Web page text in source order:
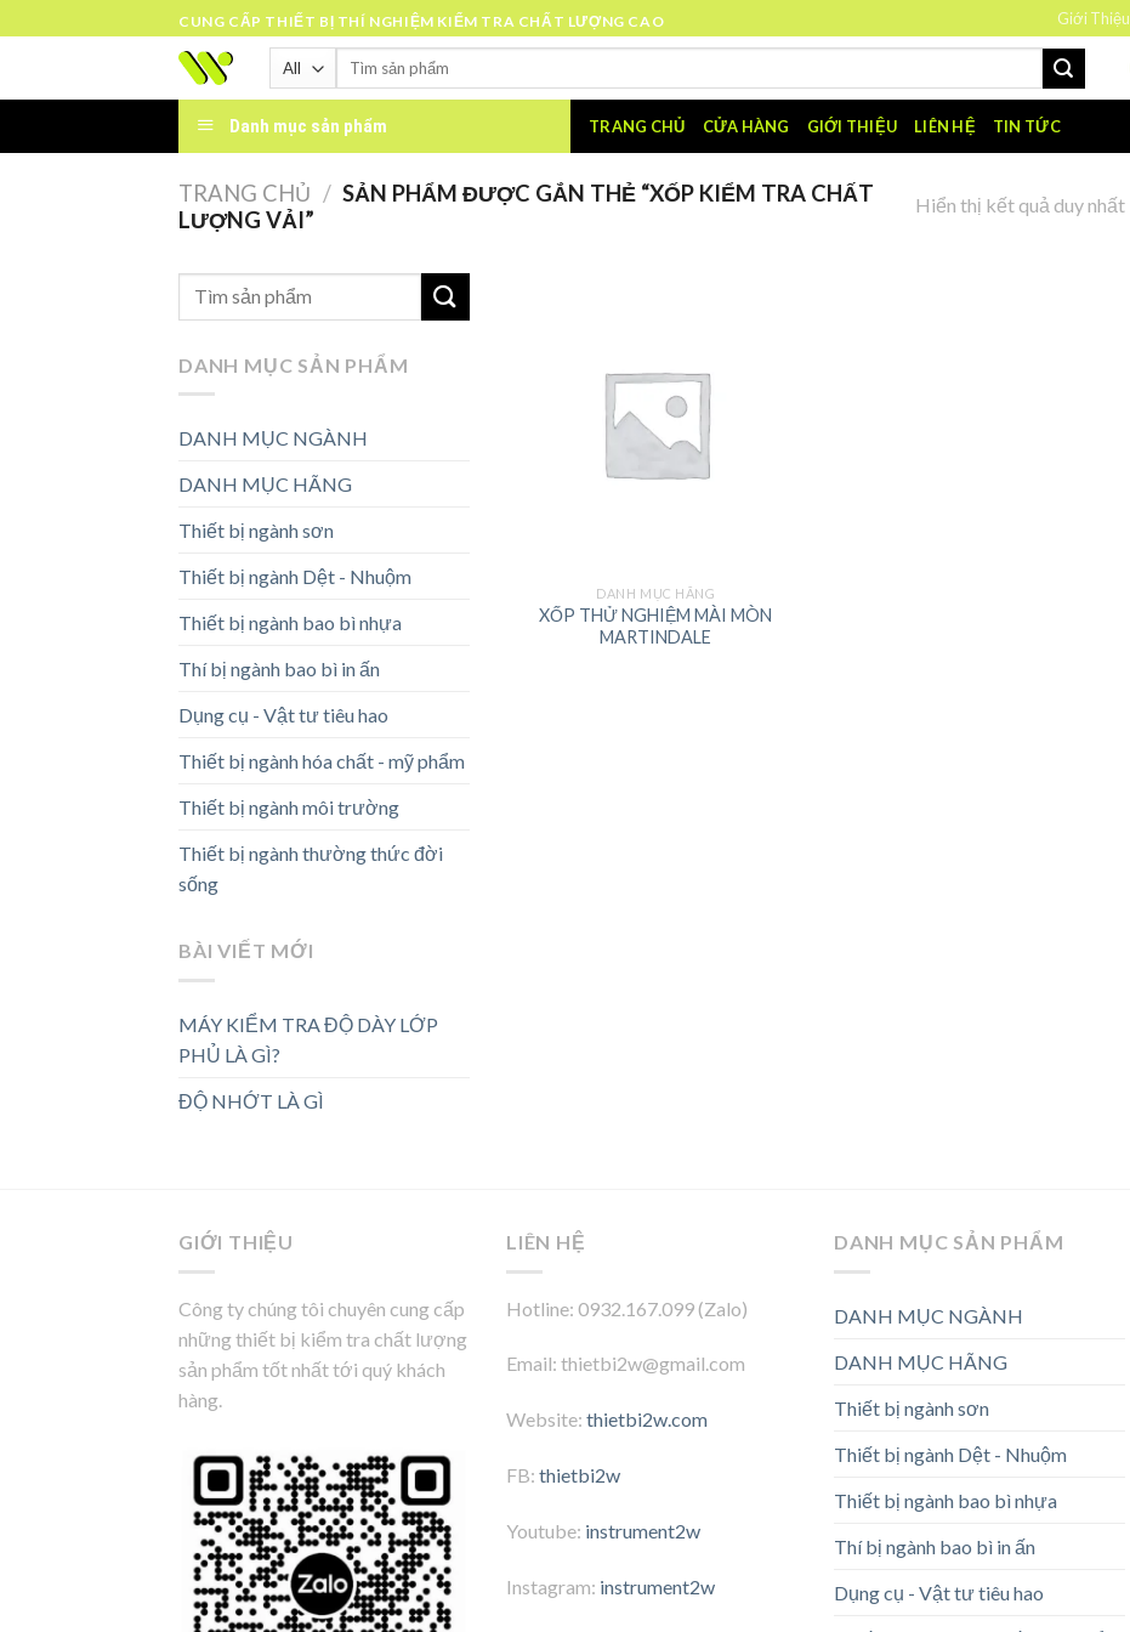
to
CUNG CẤP THIẾT BỊ THÍ NGHIỆM KIỂM TRA CHẤT LƯỢNG CAO Giới Thiệu
Tìm
Danh mục sản phẩm TRANG CHỦ CỬA HÀNG GIỚI THIỆU LIÊN HỆ TIN TỨC
TRANG CHỦ / SẢN PHẨM ĐƯỢC GẮN THẺ “XỐP KIỂM TRA CHẤT
LƯỢNG VẢI”
Hiển thị kết quả duy nhất
DANH MỤC SẢN PHẨM
DANH MỤC NGÀNH
DANH MỤC HÃNG
Thiết bị ngành sơn
Thiết bị ngành Dệt - Nhuộm
Thiết bị ngành bao bì nhựa
Thí bị ngành bao bì in ấn
Dụng cụ - Vật tư tiêu hao
Thiết bị ngành hóa chất - mỹ phẩm
Thiết bị ngành môi trường
Thiết bị ngành thường thức đời
sống
BÀI VIẾT MỚI
MÁY KIỂM TRA ĐỘ DÀY LỚP
PHỦ LÀ GÌ?
ĐỘ NHỚT LÀ GÌ
DANH MỤC HÃNG
XỐP THỬ NGHIỆM MÀI MÒN
MARTINDALE
GIỚI THIỆU
Công ty chúng tôi chuyên cung cấp
những thiết bị kiểm tra chất lượng
sản phẩm tốt nhất tới quý khách
hàng.
LIÊN HỆ
Hotline: 0932.167.099 (Zalo)
Email: thietbi2w@gmail.com
Website: thietbi2w.com
FB: thietbi2w
Youtube: instrument2w
Instagram: instrument2w
DANH MỤC SẢN PHẨM
DANH MỤC NGÀNH
DANH MỤC HÃNG
Thiết bị ngành sơn
Thiết bị ngành Dệt - Nhuộm
Thiết bị ngành bao bì nhựa
Thí bị ngành bao bì in ấn
Dụng cụ - Vật tư tiêu hao